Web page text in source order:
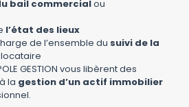
bail commercialou
l’état des lieux
de l’ensemble du suivi de la
GESTION vous libèrent des
la gestion d’un actif immobilier